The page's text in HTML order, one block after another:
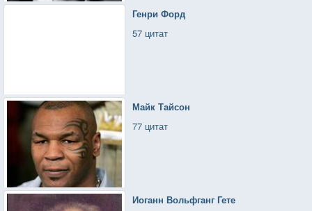
Генри Форд
57 цитат
Майк Тайсон
77 цитат
Иоганн Вольфганг Гете